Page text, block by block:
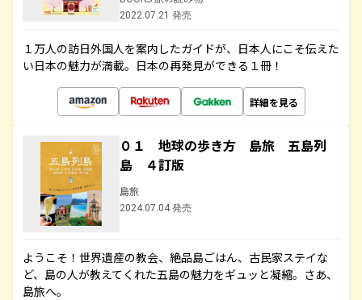
2022.07.21 発売
１万人の訪日外国人を案内したガイドが、日本人にこそ伝えた
い日本の魅力が満載。日本の再発見ができる１冊！
詳細を見る
０１ 地球の歩き方 島旅 五島列
島 ４訂版
島旅
2024.07.04 発売
ようこそ！世界遺産の教会、絶品島ごはん、古民家ステイな
ど、島の人が教えてくれた五島の魅力をギュッと凝縮。さあ、
島旅へ。